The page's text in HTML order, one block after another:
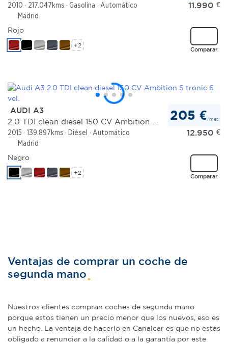
2010 217.047kms Gasolina
Automático
Madrid
11.990 €
Comparar
Rojo
+2
AUDI A3
2015 139.897kms Diésel
Automático
Madrid
205 €/mes
12.950 €
Comparar
Negro
+2
Ventajas de comprar un coche de
segunda mano
Nuestros clientes compran coches de segunda mano
porque estos tienen un precio menor que los nuevos, eso es
un hecho. La ventaja de hacerlo en Canalcar es que no estás
obligado a renunciar a la calidad o a la garantía por este